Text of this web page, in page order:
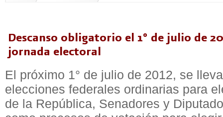
Descanso obligatorio el 1° de julio de
jornada electoral
El próximo 1° de julio de 2012, se
elecciones federales ordinarias para
de la República, Senadores y